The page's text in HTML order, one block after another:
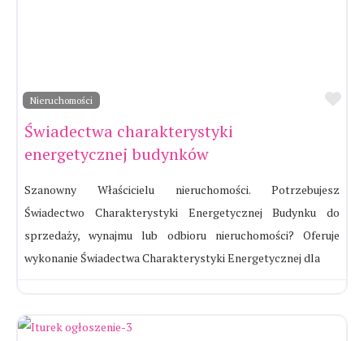
Nieruchomości
Świadectwa charakterystyki
energetycznej budynków
Szanowny Właścicielu nieruchomości. Potrzebujesz
Świadectwo Charakterystyki Energetycznej Budynku do
sprzedaży, wynajmu lub odbioru nieruchomości? Oferuje
wykonanie Świadectwa Charakterystyki Energetycznej dla